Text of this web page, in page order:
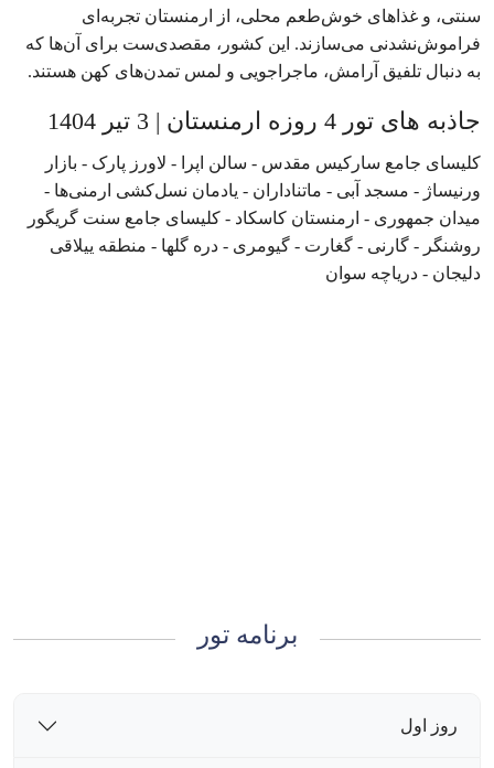
سنتی، و غذاهای خوش‌طعم محلی، از ارمنستان تجربه‌ای
فراموش‌نشدنی می‌سازند. این کشور، مقصدی‌ست برای آن‌ها که
به دنبال تلفیق آرامش، ماجراجویی و لمس تمدن‌های کهن هستند.
جاذبه های تور 4 روزه ارمنستان | 3 تیر 1404
کلیسای جامع سارکیس مقدس - سالن اپرا - لاورز پارک - بازار
ورنیساژ - مسجد آبی - ماتناداران - یادمان نسل‌کشی ارمنی‌ها -
میدان جمهوری - ارمنستان کاسکاد - کلیسای جامع سنت گریگور
روشنگر - گارنی - گغارت - گیومری - دره گلها - منطقه ییلاقی
دلیجان - دریاچه سوان
برنامه تور
روز اول